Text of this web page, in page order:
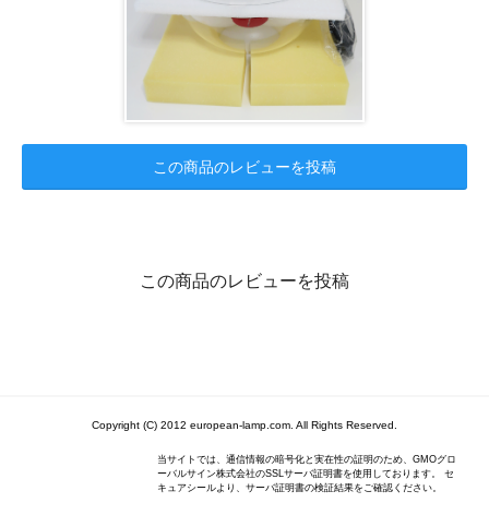
この商品のレビューを投稿
この商品のレビューを投稿
Copyright (C) 2012 european-lamp.com. All Rights Reserved.
当サイトでは、通信情報の暗号化と実在性の証明のため、GMOグロ
ーバルサイン株式会社のSSLサーバ証明書を使用しております。 セ
キュアシールより、サーバ証明書の検証結果をご確認ください。